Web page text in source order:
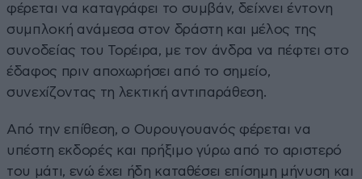
φέρεται να καταγράφει το συμβάν, δείχνει έντονη
συμπλοκή ανάμεσα στον δράστη και μέλος της
συνοδείας του Τορέιρα, με τον άνδρα να πέφτει στο
έδαφος πριν αποχωρήσει από το σημείο,
συνεχίζοντας τη λεκτική αντιπαράθεση.
Από την επίθεση, ο Ουρουγουανός φέρεται να
υπέστη εκδορές και πρήξιμο γύρω από το αριστερό
του μάτι, ενώ έχει ήδη καταθέσει επίσημη μήνυση και